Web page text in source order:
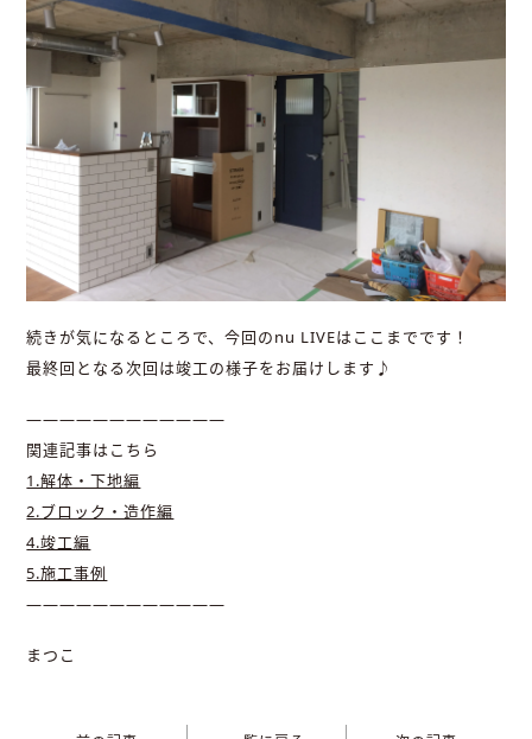
続きが気になるところで、今回のnu LIVEはここまでです！
最終回となる次回は竣工の様子をお届けします♪
————————————
関連記事はこちら
1.解体・下地編
2.ブロック・造作編
4.竣工編
5.施工事例
————————————
まつこ